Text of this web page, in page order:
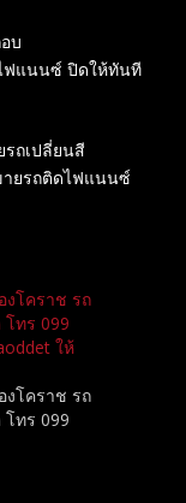
บ
ฟแนนซ์ ปิดให้ทันที
ถเปลี่ยนสี
ายรถติดไฟแนนซ์
งโคราช รถ
ทร 099
ให้
งโคราช รถ
ทร 099